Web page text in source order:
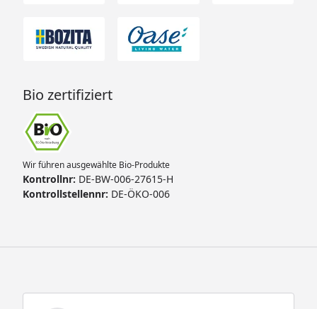
Bio zertifiziert
Wir führen ausgewählte Bio-Produkte
Kontrollnr: DE-BW-006-27615-H
Kontrollstellennr: DE-ÖKO-006